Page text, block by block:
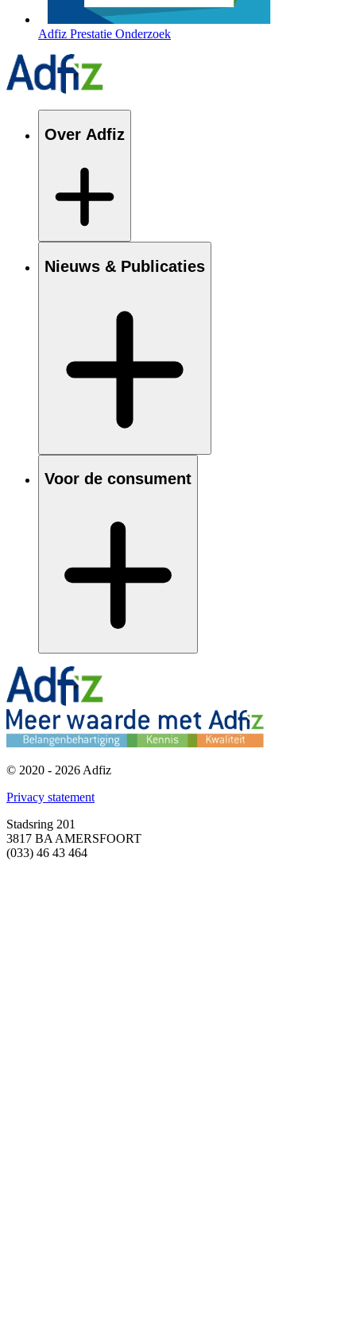
Adfiz Prestatie Onderzoek
Over Adfiz
Nieuws & Publicaties
Voor de consument
© 2020 - 2026 Adfiz
Privacy statement
Stadsring 201
3817 BA AMERSFOORT
(033) 46 43 464